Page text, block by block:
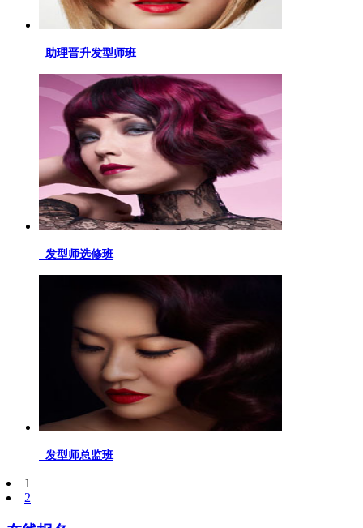
助理晋升发型师班
发型师选修班
发型师总监班
1
2